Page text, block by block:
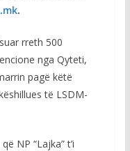
.
rreth 500
nga Qyteti,
pagë këtë
të LSDM-
NP “Lajka” t’i